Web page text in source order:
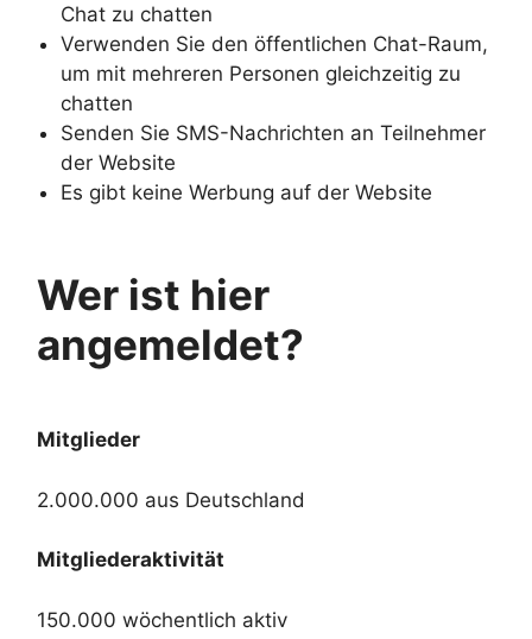
Chat zu chatten
Verwenden Sie den öffentlichen Chat-Raum,
um mit mehreren Personen gleichzeitig zu
chatten
Senden Sie SMS-Nachrichten an Teilnehmer
der Website
Es gibt keine Werbung auf der Website
Wer ist hier
angemeldet?
Mitglieder
2.000.000 aus Deutschland
Mitgliederaktivität
150.000 wöchentlich aktiv